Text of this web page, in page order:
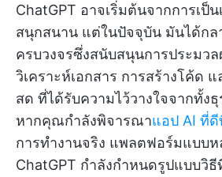
ChatGPT อาจเริ่มต้นจากการเป็
สนุกสนาน แต่ในปัจจุบัน มันได้กล
ครบวงจรซึ่งสนับสนุนการประมว
วิเคราะห์เอกสาร การสร้างโค้ด
สด ที่ได้รับความไว้วางใจจากทั้ง
หากคุณกำลังพิจารณาแอป AI ที่
การทำงานจริง แพลตฟอร์มแบบ
ChatGPT กำลังกำหนดรูปแบบวิ